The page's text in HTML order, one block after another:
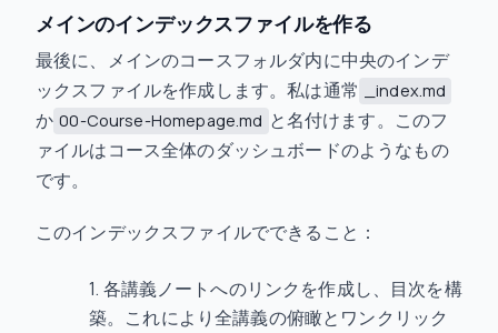
メインのインデックスファイルを作る
最後に、メインのコースフォルダ内に中央のインデ
ックスファイルを作成します。私は通常
_index.md
か 00-Course-Homepage.md と名付けます。このフ
ァイルはコース全体のダッシュボードのようなもの
です。
このインデックスファイルでできること：
各講義ノートへのリンクを作成し、目次を構
築。これにより全講義の俯瞰とワンクリック